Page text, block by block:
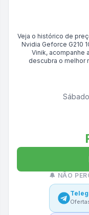
Veja o histórico de
Nvidia Geforce G210
Vinik, acompanhe
descubra o melhor
🔔 NÃO